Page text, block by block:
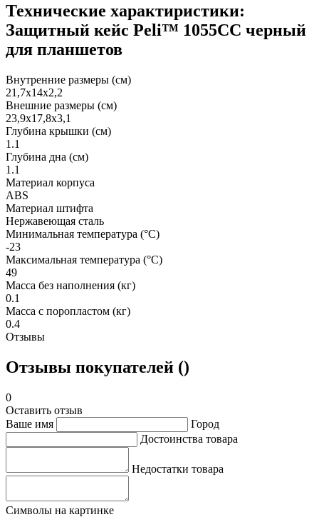
Технические характиристики:
Защитный кейс Peli™ 1055CC черный
для планшетов
Внутренние размеры (см)
21,7x14x2,2
Внешние размеры (см)
23,9x17,8x3,1
Глубина крышки (см)
1.1
Глубина дна (см)
1.1
Материал корпуса
ABS
Материал штифта
Нержавеющая сталь
Минимальная температура (°C)
-23
Максимальная температура (°C)
49
Масса без наполнения (кг)
0.1
Масса с поропластом (кг)
0.4
Отзывы
Отзывы покупателей ()
0
Оставить отзыв
Ваше имя
Город
Достоинства товара
Недостатки товара
Символы на картинке